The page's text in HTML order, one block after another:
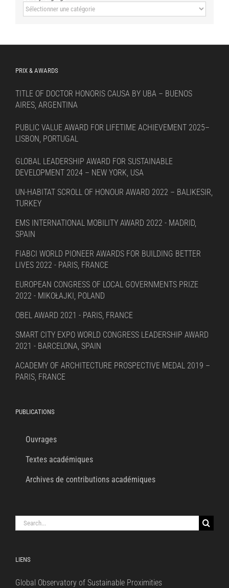
Sort
by
PRIX & AWARDS
TITLE OF DOCTOR HONORIS CAUSA BY UBA – BUENOS
AIRES, ARGENTINA
PUBLIC VALUE AWARD FOR LIFETIME ACHIEVEMENT 2025–
LISBON, PORTUGAL
GLOBAL LEADERSHIP AWARD FOR SUSTAINABLE
DEVELOPMENT 2024 – NEW YORK, USA
UN-HABITAT SCROLL OF HONOUR AWARD 2022 – BALIKESIR,
TURKEY
EMS INTERNATIONAL MOBILITY AWARD 2022 - MADRID,
SPAIN
FIABCI WORLD PIONEER AWARDS FOR BUILDING BETTER
LIVES 2022 - PARIS, FRANCE
EUROPEAN CONGRESS OF LOCAL GOVERNMENTS PRIZE
2022 - MIKOŁAJKI, POLAND
OBEL AWARD 2021 - PARIS, FRANCE
SMART CITY EXPO WORLD CONGRESS LEADERSHIP AWARD
2021 - BARCELONA, SPAIN
ACADEMY OF ARCHITECTURE PROSPECTIVE MEDAL 2019 –
PARIS, FRANCE
PUBLICATIONS
Ouvrages
Textes académiques
Archives de contributions académiques
Search
for:
LIENS
Global Observatory of Sustainable Proximities